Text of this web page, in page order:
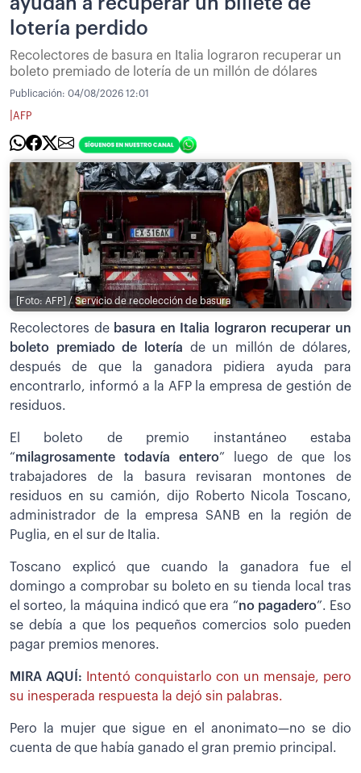
lotería perdido
Recolectores de basura en Italia lograron recuperar un
boleto premiado de lotería de un millón de dólares
Publicación: 04/08/2026 12:01
AFP
[Foto: AFP] / Servicio de recolección de basura
Recolectores de basura en Italia lograron recuperar un
boleto premiado de lotería de un millón de dólares,
después de que la ganadora pidiera ayuda para
encontrarlo, informó a la AFP la empresa de gestión de
residuos.
El boleto de premio instantáneo estaba
“milagrosamente todavía entero” luego de que los
trabajadores de la basura revisaran montones de
residuos en su camión, dijo Roberto Nicola Toscano,
administrador de la empresa SANB en la región de
Puglia, en el sur de Italia.
Toscano explicó que cuando la ganadora fue el
domingo a comprobar su boleto en su tienda local tras
el sorteo, la máquina indicó que era “no pagadero”. Eso
se debía a que los pequeños comercios solo pueden
pagar premios menores.
MIRA AQUÍ:
Intentó conquistarlo con un mensaje, pero
su inesperada respuesta la dejó sin palabras.
Pero la mujer que sigue en el anonimato—no se dio
cuenta de que había ganado el gran premio principal.